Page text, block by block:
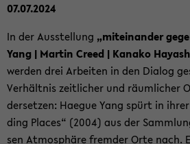
07.07.2024
In der Aus­stel­lung „mit­ein­an­der
Yang | Mar­tin Creed | Ka­na­ko
wer­den drei Ar­bei­ten in den Dia­log
Ver­hält­nis zeit­li­cher und räum­li­cher
der­set­zen: Ha­e­gue Yang spürt in
ding Places“ (2004) aus der
sen At­mo­sphä­re frem­der Orte nach.